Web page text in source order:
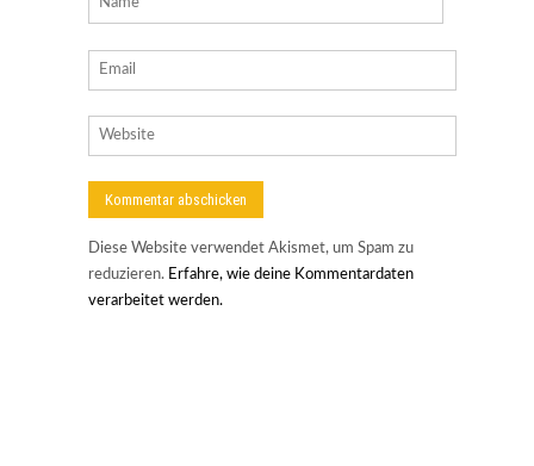
Diese Website verwendet Akismet, um Spam zu
reduzieren. Erfahre, wie deine Kommentardaten
verarbeitet werden.